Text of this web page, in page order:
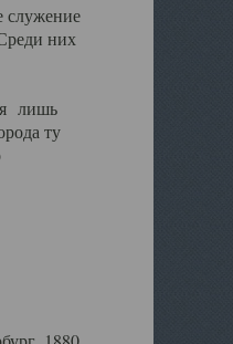
служение
них
лишь
ту